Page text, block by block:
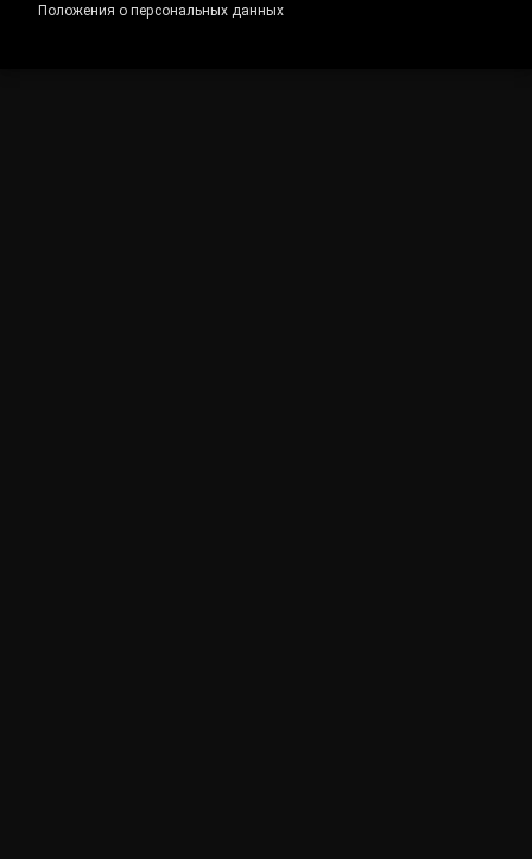
Положения о персональных данных